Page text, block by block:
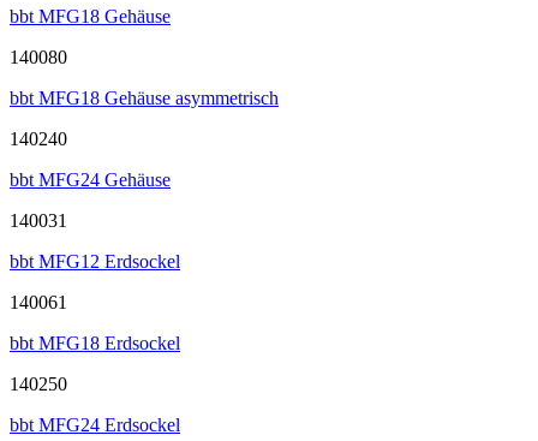
bbt MFG18 Gehäuse
140080
bbt MFG18 Gehäuse asymmetrisch
140240
bbt MFG24 Gehäuse
140031
bbt MFG12 Erdsockel
140061
bbt MFG18 Erdsockel
140250
bbt MFG24 Erdsockel